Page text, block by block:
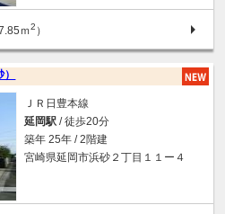
ｍ2 ）
ＪＲ日豊本線
延岡駅 / 徒歩20分
築年 25年 / 2階建
宮崎県延岡市浜砂２丁目１１ー４